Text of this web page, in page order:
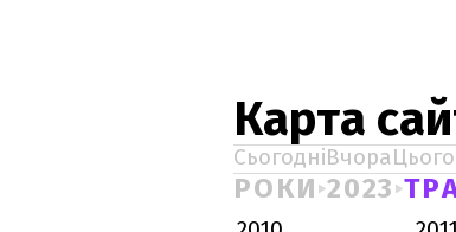
Карта
СьогодніВчора
РОКИ 2023